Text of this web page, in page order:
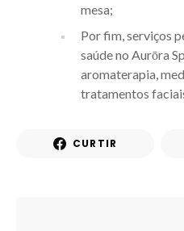
mesa;
Por fim, serviços
saúde no Aurōra
aromaterapia,
tratamentos
CURTIR